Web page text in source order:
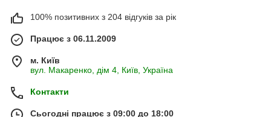
100% позитивних з 204 відгуків за рік
Працює з 06.11.2009
м. Київ
вул. Макаренко, дім 4, Київ, Україна
Контакти
Сьогодні працює з 09:00 до 18:00